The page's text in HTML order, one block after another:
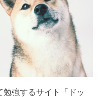
強するサイト「ドッ